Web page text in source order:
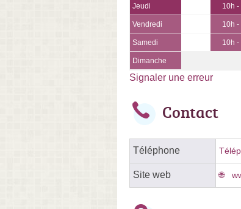
Jeudi 10h -
Vendredi 10h -
Samedi 10h -
Dimanche
Signaler une erreur
Contact
Téléphone
Site web